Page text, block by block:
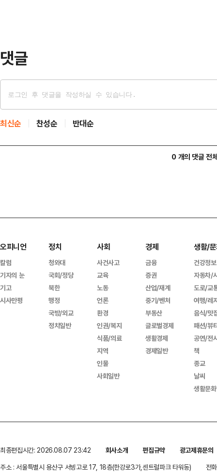
댓글
최신순 찬성순 반대순
0 개의 댓글 전
오피니언
칼럼
기자의 눈
기고
시사만평
정치
청와대
국회/정당
북한
행정
국방/외교
정치일반
사회
사건사고
교육
노동
언론
환경
인권/복지
식품/의료
지역
인물
사회일반
경제
금융
증권
산업/재계
중기/벤처
부동산
글로벌경제
생활경제
경제일반
생활/
건강정보
자동차/
도로/교
여행/레
음식/맛
패션/뷰
공연/전
책
종교
날씨
생활문
최종편집시간: 2026.08.07 23:42 회사소개 편집규약
광고제휴문의
주소 : 서울특별시 용산구 서빙고로 17, 18층(한강로3가,센트럴파크 타워동)
전